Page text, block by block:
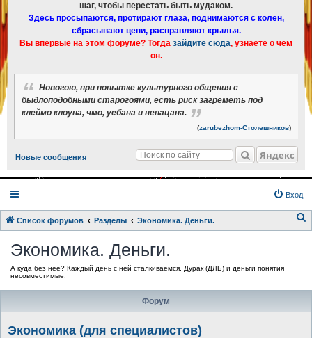
шаг, чтобы перестать быть мудаком.
Здесь просыпаются, протирают глаза, поднимаются с колен,
сбрасывают цепи, расправляют крылья.
Вы впервые на этом форуме? Тогда зайдите сюда, узнаете о чем
он.
Новогою, при попытке культурного общения с
быдлоподобными старогоями, есть риск загреметь под
клеймо клоуна, чмо, уебана и непацана.
(zarubezhom-Столешников)
Новые сообщения Яндекс
Вход
Список форумов Разделы Экономика. Деньги.
Экономика. Деньги.
А куда без нее? Каждый день с ней сталкиваемся. Дурак (ДЛБ) и деньги понятия
несовместимые.
Форум
Экономика (для специалистов)